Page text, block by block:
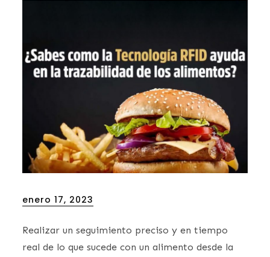
Posted
enero 17, 2023
Realizar un seguimiento preciso y en tiempo
real de lo que sucede con un alimento desde la